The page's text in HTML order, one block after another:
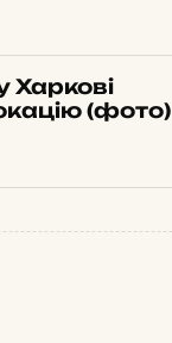
Харкові
(фото)